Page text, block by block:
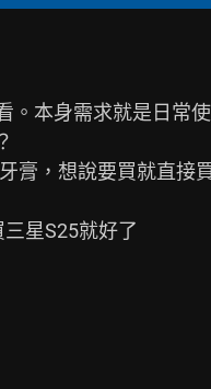
本身需求就是日常
膏，想說要買就直接
星S25就好了